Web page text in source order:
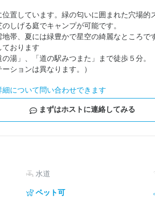
置しています。緑の匂いに囲まれた穴場的
しげる庭でキャンプが可能です。
帯、夏には緑豊かで星空の綺麗なところで
ております
湯」、「道の駅みつまた」まで徒歩５分。
ションは異なります。）
について問い合わせできます
まずはホストに連絡してみる
水道
ペット可